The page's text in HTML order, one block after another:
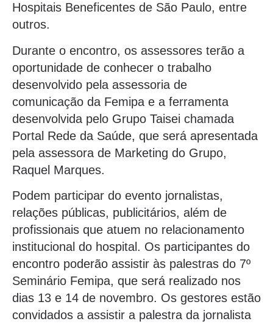
Hospitais Beneficentes de São Paulo, entre
outros.
Durante o encontro, os assessores terão a
oportunidade de conhecer o trabalho
desenvolvido pela assessoria de
comunicação da Femipa e a ferramenta
desenvolvida pelo Grupo Taisei chamada
Portal Rede da Saúde, que será apresentada
pela assessora de Marketing do Grupo,
Raquel Marques.
Podem participar do evento jornalistas,
relações públicas, publicitários, além de
profissionais que atuem no relacionamento
institucional do hospital. Os participantes do
encontro poderão assistir às palestras do 7º
Seminário Femipa, que será realizado nos
dias 13 e 14 de novembro. Os gestores estão
convidados a assistir a palestra da jornalista